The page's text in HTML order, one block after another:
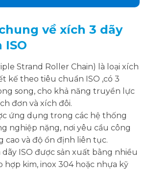
về xích 3 dãy
Strand Roller Chain) là loại xích
kế theo tiêu chuẩn ISO ,có 3
song, cho khả năng truyền lực
đơn và xích đôi.
ứng dụng trong các hệ thống
nghiệp nặng, nơi yêu cầu công
cao và độ ổn định liên tục.
dãy ISO được sản xuất bằng nhiều
kim, inox 304 hoặc nhựa kỹ